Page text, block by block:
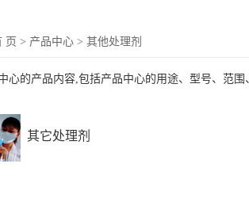
页 > 产品中心> 其他处理剂
心的产品内容,包括产品中心的用途、型号、范
其它处理剂